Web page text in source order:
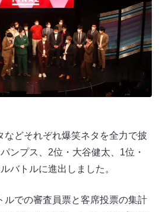
などそれぞれ爆笑ネタを全力で披
ンプス、2位・大谷健太、1位・
バトルに進出しました。
ルでの審査員票と客席投票の集計